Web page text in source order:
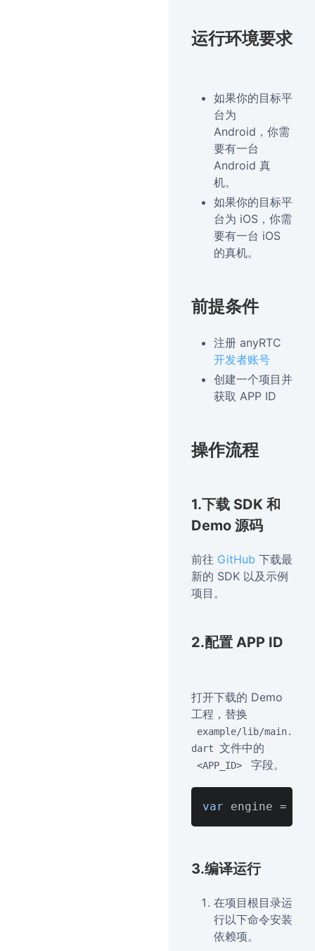
运行环境要求
如果你的目标平
台为
Android，你需
要有一台
Android 真
机。
如果你的目标平
台为 iOS，你需
要有一台 iOS
的真机。
前提条件
注册 anyRTC
开发者账号
创建一个项目并
获取 APP ID
操作流程
1.下载 SDK 和
Demo 源码
前往 GitHub 下载最
新的 SDK 以及示例
项目。
2.配置 APP ID
打开下载的 Demo
工程，替换
example/lib/main.
dart 文件中的
<APP_ID> 字段。
var engine =
3.编译运行
在项目根目录运
行以下命令安装
依赖项。